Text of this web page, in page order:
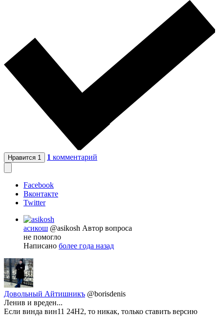
Нравится 1 1 комментарий
Facebook
Вконтакте
Twitter
асикош @asikosh Автор вопроса
не помогло
Написано более года назад
Довольный Айтишникъ @borisdenis
Ленив и вреден...
Если винда вин11 24H2, то никак, только ставить версию